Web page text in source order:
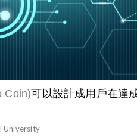
Coin)可以設計成用戶在達